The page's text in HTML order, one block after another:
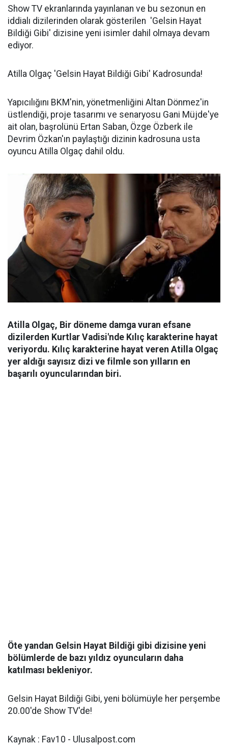
Show TV ekranlarında yayınlanan ve bu sezonun en
iddialı dizilerinden olarak gösterilen 'Gelsin Hayat
Bildiği Gibi' dizisine yeni isimler dahil olmaya devam
ediyor.
Atilla Olgaç 'Gelsin Hayat Bildiği Gibi' Kadrosunda!
Yapıcılığını BKM'nin, yönetmenliğini Altan Dönmez'in
üstlendiği, proje tasarımı ve senaryosu Gani Müjde'ye
ait olan, başrolünü Ertan Saban, Özge Özberk ile
Devrim Özkan'ın paylaştığı dizinin kadrosuna usta
oyuncu Atilla Olgaç dahil oldu.
Atilla Olgaç, Bir döneme damga vuran efsane
dizilerden Kurtlar Vadisi'nde Kılıç karakterine hayat
veriyordu. Kılıç karakterine hayat veren Atilla Olgaç
yer aldığı sayısız dizi ve filmle son yılların en
başarılı oyuncularından biri.
Öte yandan Gelsin Hayat Bildiği gibi dizisine yeni
bölümlerde de bazı yıldız oyuncuların daha
katılması bekleniyor.
Gelsin Hayat Bildiği Gibi, yeni bölümüyle her perşembe
20.00'de Show TV'de!
Kaynak : Fav10 - Ulusalpost.com